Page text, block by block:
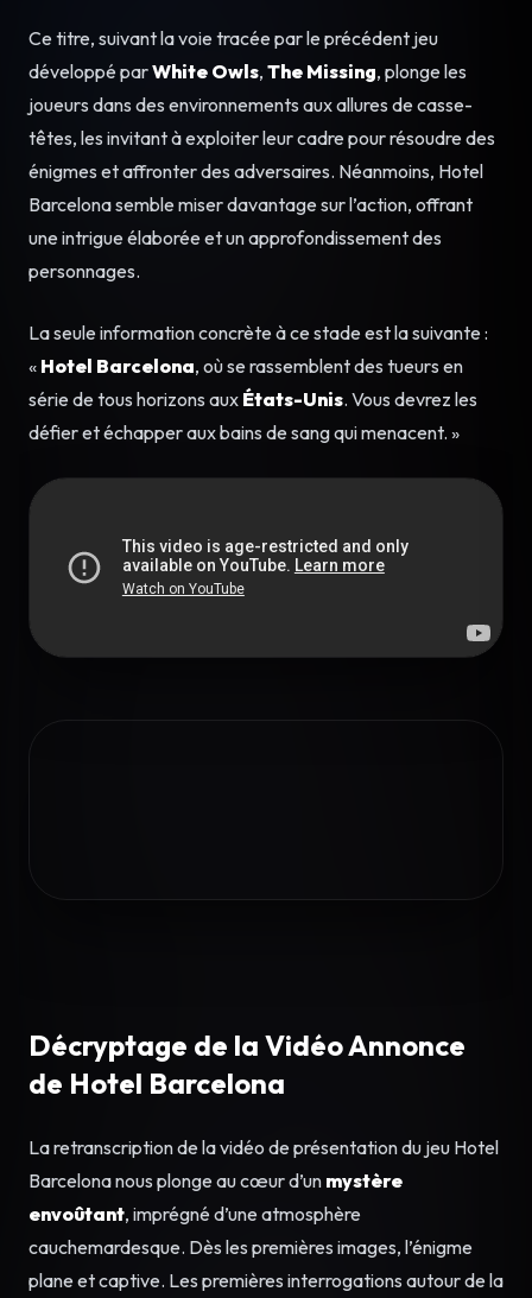
Ce titre, suivant la voie tracée par le précédent jeu
développé parWhite Owls, The Missing, plonge les
joueurs dans des environnements aux allures de casse-
têtes, les invitant à exploiter leur cadre pour résoudre des
énigmes et affronter des adversaires. Néanmoins, Hotel
Barcelona semble miser davantage sur l’action, offrant
une intrigue élaborée et un approfondissement des
personnages.
La seule information concrète à ce stade est la suivante :
« Hotel Barcelona, où se rassemblent des tueurs en
série de tous horizons aux États-Unis. Vous devrez les
défier et échapper aux bains de sang qui menacent. »
Décryptage de la Vidéo Annonce
de Hotel Barcelona
La retranscription de la vidéo de présentation du jeu Hotel
Barcelona nous plonge au cœur d’un mystère
envoûtant, imprégné d’une atmosphère
cauchemardesque. Dès les premières images, l’énigme
plane et captive. Les premières interrogations autour de la